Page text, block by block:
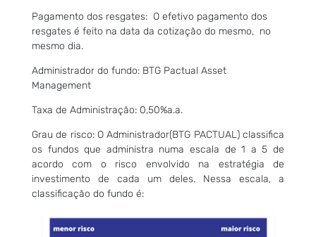
Pagamento dos resgates: O efetivo pagamento dos
resgates é feito na data da cotização do mesmo, no
mesmo dia.
Administrador do fundo: BTG Pactual Asset
Management
Taxa de Administração: 0,50%a.a.
Grau de risco: O Administrador(BTG PACTUAL) classifica
os fundos que administra numa escala de 1 a 5 de
acordo com o risco envolvido na estratégia de
investimento de cada um deles. Nessa escala, a
classificação do fundo é: